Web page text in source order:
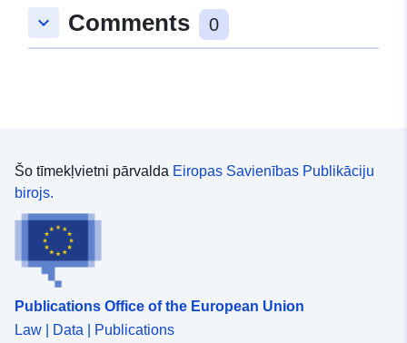
48.8750811 ], [ 9.2817619,
48.873902 ], [ 9.2803723,
http://data.europa.eu/eli/reg/2009/
uriRef:
keyboard_arrow_down Comments 0
Šo tīmekļvietni pārvalda Eiropas Savienības Publikāciju
birojs.
Publications Office of the European Union
Law | Data | Publications